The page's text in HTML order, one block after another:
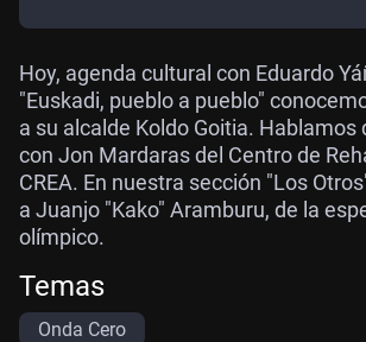
Hoy, agenda cultural con Eduardo
"Euskadi, pueblo a pueblo"
a su alcalde Koldo Goitia. Hablamos
con Jon Mardaras del Centro de
CREA. En nuestra sección "Los
a Juanjo "Kako" Aramburu, de la
olímpico.
Temas
Onda Cero